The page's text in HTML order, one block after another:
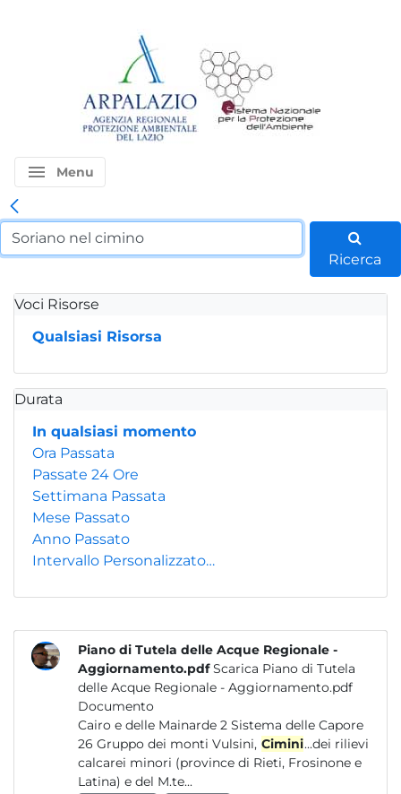
menu Menu
Ricerca
Voci Risorse
Qualsiasi Risorsa
Durata
In qualsiasi momento
Ora Passata
Passate 24 Ore
Settimana Passata
Mese Passato
Anno Passato
Intervallo Personalizzato…
Piano di Tutela delle Acque Regionale -
Aggiornamento.pdf Scarica Piano di Tutela
delle Acque Regionale - Aggiornamento.pdf
Documento
Cairo e delle Mainarde 2 Sistema delle Capore
26 Gruppo dei monti Vulsini, Cimini...dei rilievi
calcarei minori (province di Rieti, Frosinone e
Latina) e del M.te...